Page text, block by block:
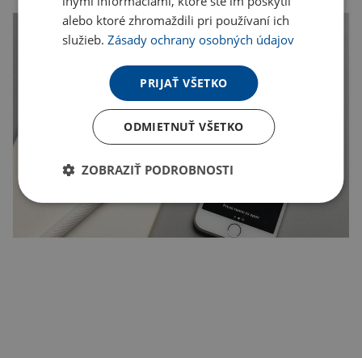
alebo ktoré zhromaždili pri používaní ich
služieb.Zásady ochrany osobných údajov
PRIJAŤ VŠETKO
ODMIETNUŤ VŠETKO
ZOBRAZIŤ PODROBNOSTI